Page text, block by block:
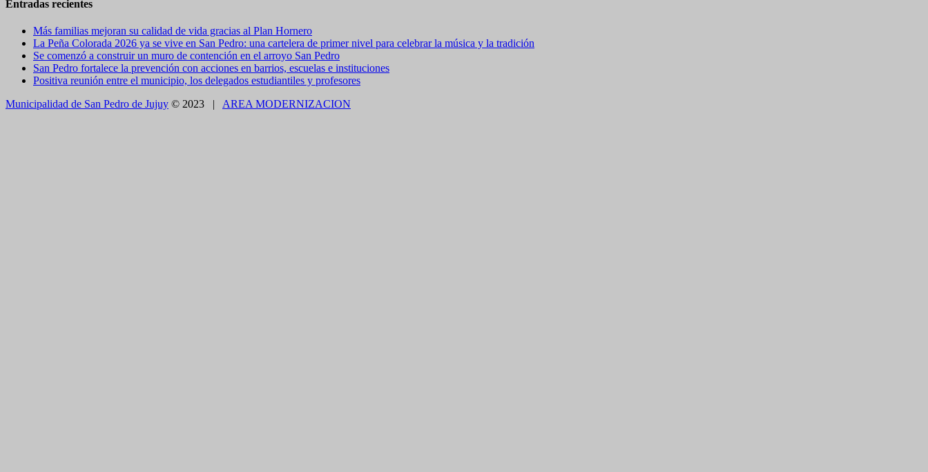
Entradas recientes
Más familias mejoran su calidad de vida gracias al Plan Hornero
La Peña Colorada 2026 ya se vive en San Pedro: una cartelera de primer nivel para celebrar la música y la tradición
Se comenzó a construir un muro de contención en el arroyo San Pedro
San Pedro fortalece la prevención con acciones en barrios, escuelas e instituciones
Positiva reunión entre el municipio, los delegados estudiantiles y profesores
Municipalidad de San Pedro de Jujuy © 2023 | AREA MODERNIZACION